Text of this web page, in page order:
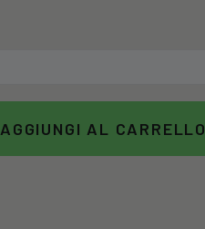
AGGIUNGI AL CARRELLO